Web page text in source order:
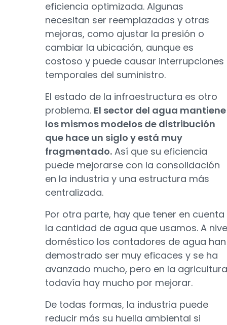
eficiencia optimizada. Algunas
necesitan ser reemplazadas y otras
mejoras, como ajustar la presión o
cambiar la ubicación, aunque es
costoso y puede causar interrupciones
temporales del suministro.
El estado de la infraestructura es otro
problema. El sector del agua mantiene
los mismos modelos de distribución
que hace un siglo y está muy
fragmentado. Así que su eficiencia
puede mejorarse con la consolidación
en la industria y una estructura más
centralizada.
Por otra parte, hay que tener en cuenta
la cantidad de agua que usamos. A
doméstico los contadores de agua han
demostrado ser muy eficaces y se ha
avanzado mucho, pero en la agricultura
todavía hay mucho por mejorar.
De todas formas, la industria puede
reducir más su huella ambiental si